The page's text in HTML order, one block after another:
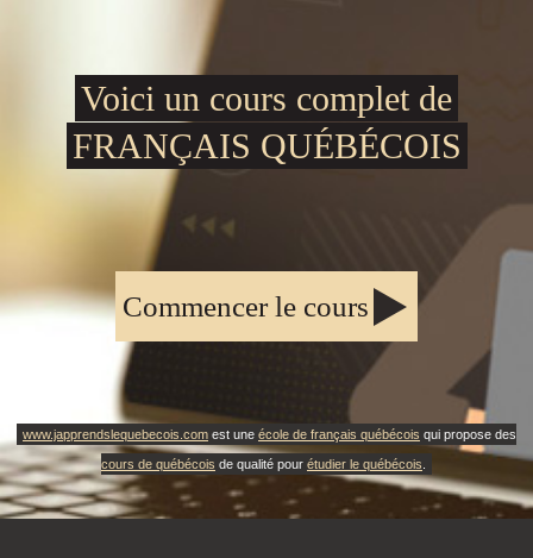
Voici un cours complet de
FRANÇAIS QUÉBÉCOIS
Commencer le cours
www.japprendslequebecois.com est une école de français québécois qui propose des
cours de québécois de qualité pour étudier le québécois